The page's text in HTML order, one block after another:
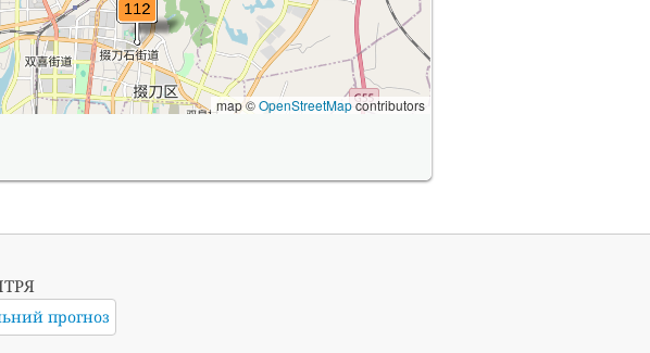
map ©OpenStreetMapcontributors
прогноз